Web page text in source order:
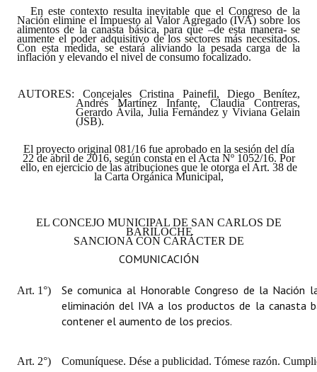
Ciudadano Ilustre - Registro
Banca del Vecino - Registro
Antiguos Pobladores - Registro
Reconocimientos - Registro
Bariloche, Municipio intercultural
Entrega de distinciones
REFORMA DE LA CARTA ORGÁNICA
En este contexto resulta inevitable que el Congreso de la
Nación elimine el Impuesto al Valor Agregado (IVA) sobre los
alimentos de la canasta básica, para que –de esta manera- se
aumente el poder adquisitivo de los sectores más necesitados.
Con esta medida, se estará aliviando la pesada carga de la
inflación y elevando el nivel de consumo focalizado.
AUTORES: Concejales Cristina Painefil, Diego Benítez,
Andrés Martínez Infante, Claudia Contreras,
Gerardo Ávila, Julia Fernández y Viviana Gelain
(JSB).
El proyecto original 081/16 fue aprobado en la sesión del día
22 de abril de 2016, según consta en el Acta Nº 1052/16. Por
ello, en ejercicio de las atribuciones que le otorga el Art. 38 de
la Carta Orgánica Municipal,
EL CONCEJO MUNICIPAL DE SAN CARLOS DE
BARILOCHE
SANCIONA CON CARÁCTER DE
COMUNICACIÓN
Art. 1°)
Se comunica al Honorable Congreso de la Nación
eliminación del IVA a los productos de la canasta
contener el aumento de los precios.
Art. 2°) Comuníquese. Dése a publicidad. Tómese razón.